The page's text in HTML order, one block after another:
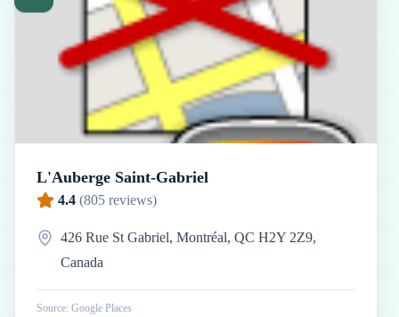
L'Auberge Saint-Gabriel
4.4 (805 reviews)
426 Rue St Gabriel, Montréal, QC H2Y 2Z9,
Canada
Source: Google Places